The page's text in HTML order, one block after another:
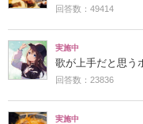
回答数：49414
実施中
歌が上手だと思う
回答数：23836
実施中